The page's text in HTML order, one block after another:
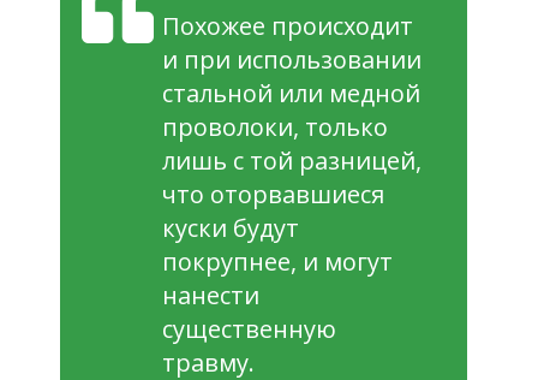
Похожее происходит
и при использовании
стальной или медной
проволоки, только
лишь с той разницей,
что оторвавшиеся
куски будут
покрупнее, и могут
нанести
существенную
травму.